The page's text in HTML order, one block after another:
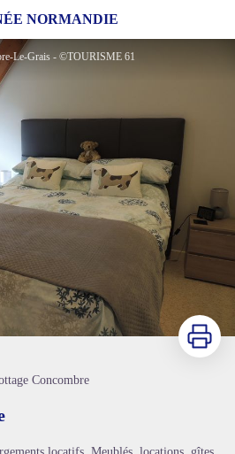
NORMANDIE
Le-Grais - ©TOURISME 61
Imprimer
Concombre